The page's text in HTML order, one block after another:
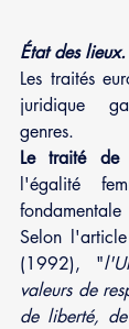
État des
Les traités
juridique
genres.
Le traité
l'égalité
Selon
(1992), "
valeurs de
de liberté,